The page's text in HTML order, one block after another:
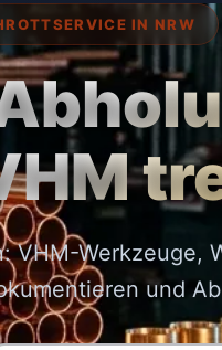
IN NRW
VHM-Werkzeuge,
und